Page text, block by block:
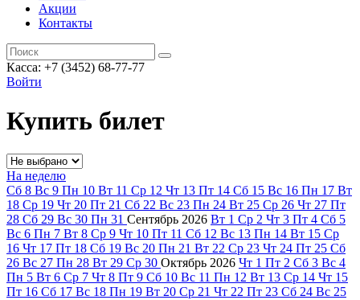
Акции
Контакты
Касса: +7 (3452) 68-77-77
Войти
Купить билет
На неделю
Сб 8 Вс 9 Пн 10 Вт 11 Ср 12 Чт 13 Пт 14 Сб 15 Вс 16 Пн 17 Вт
18 Ср 19 Чт 20 Пт 21 Сб 22 Вс 23 Пн 24 Вт 25 Ср 26 Чт 27 Пт
28 Сб 29 Вс 30 Пн 31 Сентябрь 2026 Вт 1 Ср 2 Чт 3 Пт 4 Сб 5
Вс 6 Пн 7 Вт 8 Ср 9 Чт 10 Пт 11 Сб 12 Вс 13 Пн 14 Вт 15 Ср
16 Чт 17 Пт 18 Сб 19 Вс 20 Пн 21 Вт 22 Ср 23 Чт 24 Пт 25 Сб
26 Вс 27 Пн 28 Вт 29 Ср 30 Октябрь 2026 Чт 1 Пт 2 Сб 3 Вс 4
Пн 5 Вт 6 Ср 7 Чт 8 Пт 9 Сб 10 Вс 11 Пн 12 Вт 13 Ср 14 Чт 15
Пт 16 Сб 17 Вс 18 Пн 19 Вт 20 Ср 21 Чт 22 Пт 23 Сб 24 Вс 25